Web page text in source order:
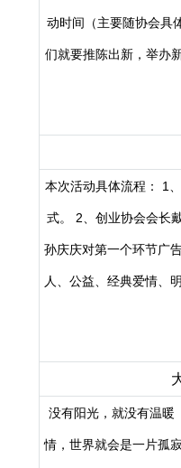
动时间（主要随协会具
们就要推陈出新，举办
本次活动具体流程： 1
式。 2、创业协会会长
孙庆庆对第一个环节广
人、公益、经典爱情、
没有阳光，就没有温暖
情，世界就会是一片孤